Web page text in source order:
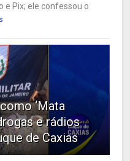
e Pix; ele confessou o
‘Mata
e rádios
de Caxias